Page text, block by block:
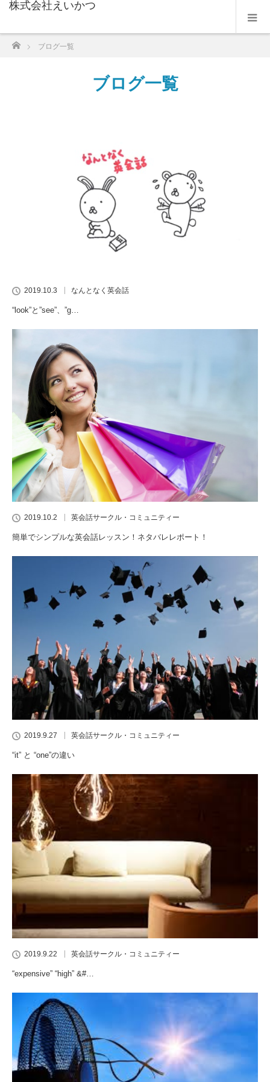
株式会社えいかつ
ブログ一覧
ブログ一覧
2019.10.3 なんとなく英会話
“look”と”see”、”g…
2019.10.2 英会話サークル・コミュニティー
簡単でシンプルな英会話レッスン！ネタバレレポート！
2019.9.27 英会話サークル・コミュニティー
“it” と “one”の違い
2019.9.22 英会話サークル・コミュニティー
“expensive” “high” &#…